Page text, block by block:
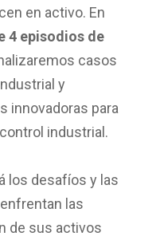
en activo. En
4 episodios de
casos
y
innovadoras para
industrial.
los desafíos y las
las
de sus activos